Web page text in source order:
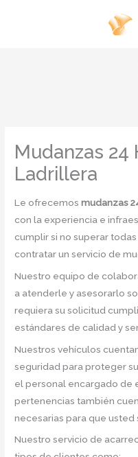
Mudanzas 24
Ladrillera
Le ofrecemos mudanzas
con la experiencia e
cumplir si no superar
contratar un servicio de
Nuestro equipo de
a atenderle y asesorarlo
requiera su solicitud
estándares de calidad y
Nuestros vehículos
seguridad para proteger
el personal encargado de
pertenencias también
necesarias para que usted
Nuestro servicio de